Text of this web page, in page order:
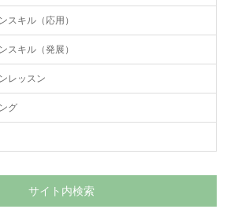
スキル（応用）
スキル（発展）
レッスン
グ
サイト内検索